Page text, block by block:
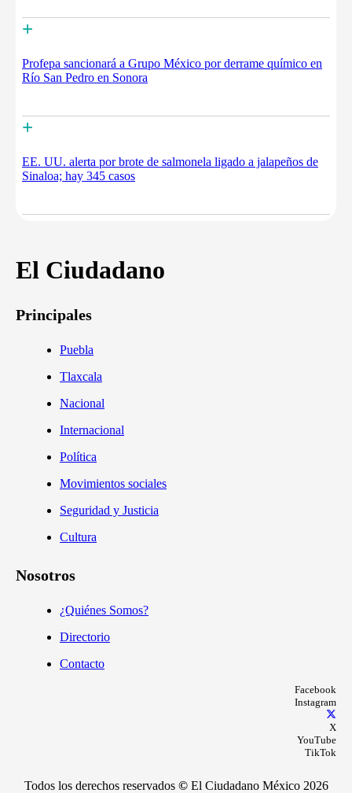
+
Profepa sancionará a Grupo México por derrame químico en
Río San Pedro en Sonora
+
EE. UU. alerta por brote de salmonela ligado a jalapeños de
Sinaloa; hay 345 casos
El Ciudadano
Principales
Puebla
Tlaxcala
Nacional
Internacional
Política
Movimientos sociales
Seguridad y Justicia
Cultura
Nosotros
¿Quiénes Somos?
Directorio
Contacto
Facebook
Instagram
X
YouTube
TikTok
Todos los derechos reservados ©El Ciudadano México 2026